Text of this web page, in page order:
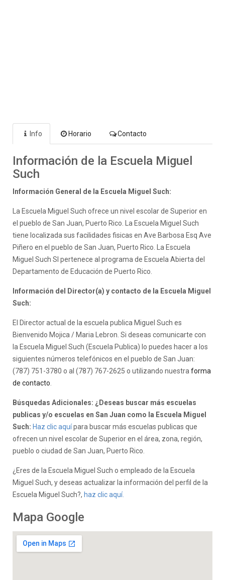
Info Horario Contacto
Información de la Escuela Miguel
Such
Información General de la Escuela Miguel Such:
La Escuela Miguel Such ofrece un nivel escolar de Superior en
el pueblo de San Juan, Puerto Rico. La Escuela Miguel Such
tiene localizada sus facilidades fisicas en Ave Barbosa Esq Ave
Piñero en el pueblo de San Juan, Puerto Rico. La Escuela
Miguel Such SI pertenece al programa de Escuela Abierta del
Departamento de Educación de Puerto Rico.
Información del Director(a) y contacto de la Escuela Miguel
Such:
El Director actual de la escuela publica Miguel Such es
Bienvenido Mojica / Maria Lebron. Si deseas comunicarte con
la Escuela Miguel Such (Escuela Publica) lo puedes hacer a los
siguientes números telefónicos en el pueblo de San Juan:
(787) 751-3780 o al (787) 767-2625 o utilizando nuestra forma
de contacto
Búsquedas Adicionales: ¿Deseas buscar más escuelas
publicas y/o escuelas en San Juan como la Escuela Miguel
Such: Haz clic aquípara buscar más escuelas publicas que
ofrecen un nivel escolar de Superior en el área, zona, región,
pueblo o ciudad de San Juan, Puerto Rico.
¿Eres de la Escuela Miguel Such o empleado de la Escuela
Miguel Such, y deseas actualizar la información del perfil de la
Escuela Miguel Such?, haz clic aquí.
Mapa Google